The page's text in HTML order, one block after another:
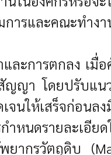
การและคณะทำง
ะการตกลง เมื่อ
ญญา โดยปรับแน
จนให้เสร็จก่อนล
ำหนดรายละเอี
ยากรวัตถุดิบ